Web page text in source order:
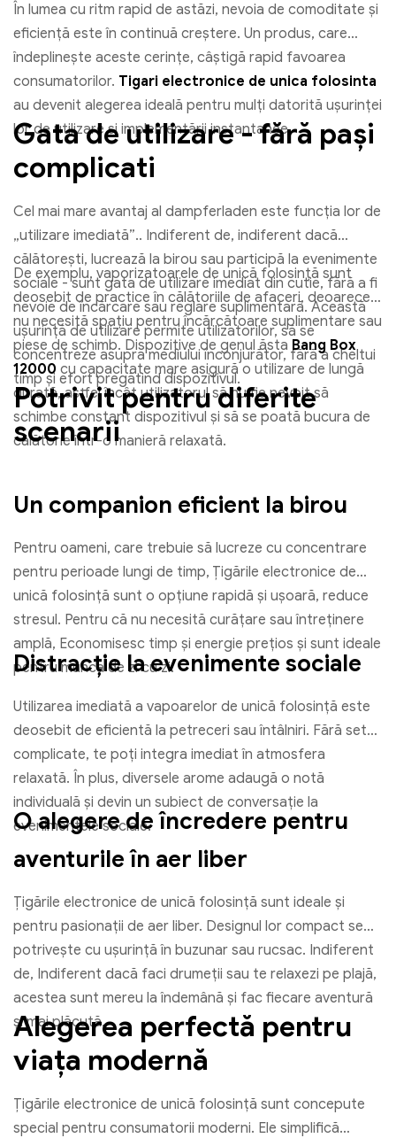
În lumea cu ritm rapid de astăzi, nevoia de comoditate și
eficiență este în continuă creștere. Un produs, care
îndeplinește aceste cerințe, câștigă rapid favoarea
consumatorilor. Tigari electronice de unica folosinta
au devenit alegerea ideală pentru mulți datorită ușurinței
lor de utilizare și implementării instantanee.
Gata de utilizare - fără pași
complicati
Cel mai mare avantaj al dampferladen este funcția lor de
„utilizare imediată”.. Indiferent de, indiferent dacă
călătorești, lucrează la birou sau participă la evenimente
sociale - sunt gata de utilizare imediat din cutie, fără a fi
nevoie de încărcare sau reglare suplimentară. Această
ușurință de utilizare permite utilizatorilor, să se
concentreze asupra mediului înconjurător, fără a cheltui
timp și efort pregătind dispozitivul.
De exemplu, vaporizatoarele de unică folosință sunt
deosebit de practice în călătoriile de afaceri, deoarece
nu necesită spațiu pentru încărcătoare suplimentare sau
piese de schimb. Dispozitive de genul ăsta Bang Box
12000 cu capacitate mare asigură o utilizare de lungă
durată, astfel încât utilizatorul să nu fie nevoit să
schimbe constant dispozitivul și să se poată bucura de
călătorie într-o manieră relaxată.
Potrivit pentru diferite
scenarii
Un companion eficient la birou
Pentru oameni, care trebuie să lucreze cu concentrare
pentru perioade lungi de timp, Țigările electronice de
unică folosință sunt o opțiune rapidă și ușoară, reduce
stresul. Pentru că nu necesită curățare sau întreținere
amplă, Economisesc timp și energie prețios și sunt ideale
pentru munca de zi cu zi.
Distracție la evenimente sociale
Utilizarea imediată a vapoarelor de unică folosință este
deosebit de eficientă la petreceri sau întâlniri. Fără setări
complicate, te poți integra imediat în atmosfera
relaxată. În plus, diversele arome adaugă o notă
individuală și devin un subiect de conversație la
evenimentele sociale.
O alegere de încredere pentru
aventurile în aer liber
Țigările electronice de unică folosință sunt ideale și
pentru pasionații de aer liber. Designul lor compact se
potrivește cu ușurință în buzunar sau rucsac. Indiferent
de, Indiferent dacă faci drumeții sau te relaxezi pe plajă,
acestea sunt mereu la îndemână și fac fiecare aventură
și mai plăcută.
Alegerea perfectă pentru
viața modernă
Țigările electronice de unică folosință sunt concepute
special pentru consumatorii moderni. Ele simplifică